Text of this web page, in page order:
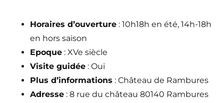
Horaires d’ouverture : 10h18h en été, 14h-18h
en hors saison
Epoque : XVe siècle
Visite guidée : Oui
Plus d’informations : Château de Rambures
Adresse : 8 rue du château 80140 Rambures